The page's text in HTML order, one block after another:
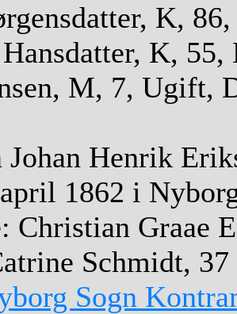
K,
K,
M, 7, Ugift,
Johan Henrik
1862 i
Christian Graae
Schmidt, 37
Sogn